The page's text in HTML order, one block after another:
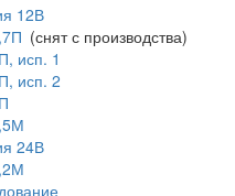
12В
(снят с производства)
исп. 1
исп. 2
24В